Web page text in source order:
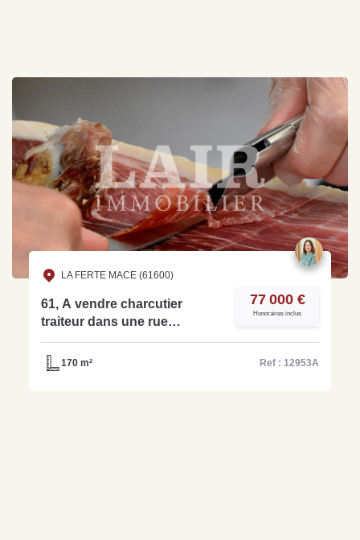
LA FERTE MACE (61600)
61, A vendre charcutier
traiteur dans une rue
commerçante du
département - ref: 12953A
77 000 €
Honoraires inclus
170 m² Ref : 12953A